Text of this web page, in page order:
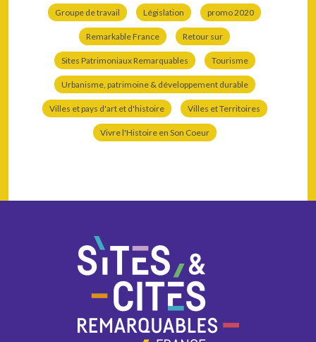
Groupe de travail Législation promo 2020
Remarkable France Retour sur
Sites Patrimoniaux Remarquables Tourisme
Urbanisme, patrimoine & développement durable
Villes et pays d'art et d'histoire Villes et Territoires
Vivre l'Histoire en Son Coeur